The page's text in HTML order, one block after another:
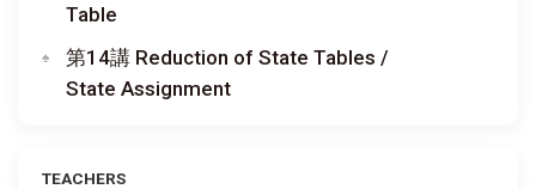
Table
第14講 Reduction of State Tables /
State Assignment
TEACHERS